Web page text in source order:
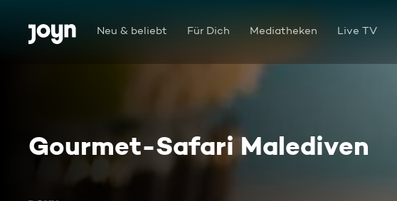
Zum Inhalt springen
Barrierefrei Neu & beliebt Für Dich Mediatheken Live TV
Gourmet-Safari Malediven